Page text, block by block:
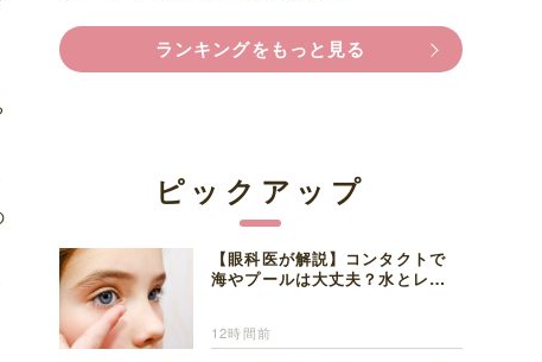
ランキングをもっと見る
ピックアップ
【眼科医が解説】コンタクトで
海やプールは大丈夫？水とレン
12時間前